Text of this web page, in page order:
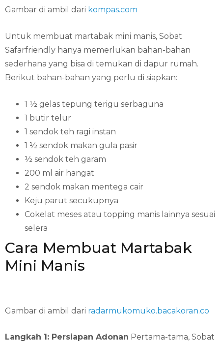
Gambar di ambil dari kompas.com
Untuk membuat martabak mini manis, Sobat
Safarfriendly hanya memerlukan bahan-bahan
sederhana yang bisa di temukan di dapur rumah.
Berikut bahan-bahan yang perlu di siapkan:
1 ½ gelas tepung terigu serbaguna
1 butir telur
1 sendok teh ragi instan
1 ½ sendok makan gula pasir
½ sendok teh garam
200 ml air hangat
2 sendok makan mentega cair
Keju parut secukupnya
Cokelat meses atau topping manis lainnya sesuai
selera
Cara Membuat Martabak
Mini Manis
Gambar di ambil dari radarmukomuko.bacakoran.co
Langkah 1: Persiapan Adonan Pertama-tama, Sobat